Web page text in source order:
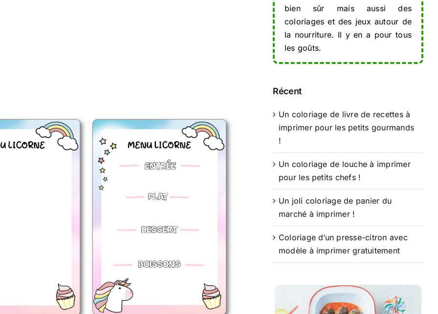
bien sûr mais aussi des
coloriages et des jeux autour de
la nourriture. Il y en a pour tous
les goûts.
Récent
Un coloriage de livre de recettes à
imprimer pour les petits gourmands
!
Un coloriage de louche à imprimer
pour les petits chefs !
Un joli coloriage de panier du
marché à imprimer !
Coloriage d’un presse-citron avec
modèle à imprimer gratuitement